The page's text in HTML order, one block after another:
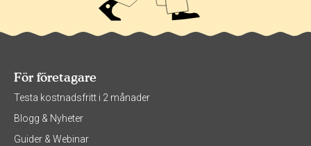
För företagare
Testa kostnadsfritt i 2 månader
Blogg & Nyheter
Guider & Webinar